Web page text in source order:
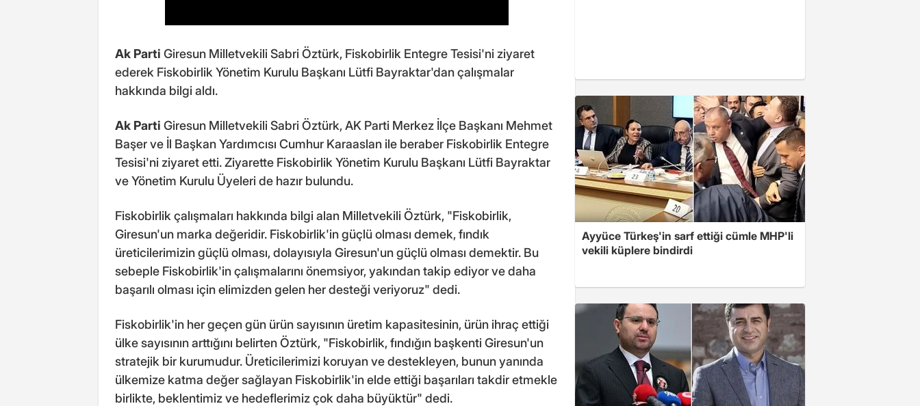
Ak Parti Giresun Milletvekili Sabri Öztürk, Fiskobirlik Entegre Tesisi'ni ziyaret
ederek Fiskobirlik Yönetim Kurulu Başkanı Lütfi Bayraktar'dan çalışmalar
hakkında bilgi aldı.
Ak Parti Giresun Milletvekili Sabri Öztürk, AK Parti Merkez İlçe Başkanı Mehmet
Başer ve İl Başkan Yardımcısı Cumhur Karaaslan ile beraber Fiskobirlik Entegre
Tesisi'ni ziyaret etti. Ziyarette Fiskobirlik Yönetim Kurulu Başkanı Lütfi Bayraktar
ve Yönetim Kurulu Üyeleri de hazır bulundu.
Fiskobirlik çalışmaları hakkında bilgi alan Milletvekili Öztürk, "Fiskobirlik,
Giresun'un marka değeridir. Fiskobirlik'in güçlü olması demek, fındık
üreticilerimizin güçlü olması, dolayısıyla Giresun'un güçlü olması demektir. Bu
sebeple Fiskobirlik'in çalışmalarını önemsiyor, yakından takip ediyor ve daha
başarılı olması için elimizden gelen her desteği veriyoruz" dedi.
Fiskobirlik'in her geçen gün ürün sayısının üretim kapasitesinin, ürün ihraç ettiği
ülke sayısının arttığını belirten Öztürk, "Fiskobirlik, fındığın başkenti Giresun'un
stratejik bir kurumudur. Üreticilerimizi koruyan ve destekleyen, bunun yanında
ülkemize katma değer sağlayan Fiskobirlik'in elde ettiği başarıları takdir etmekle
birlikte, beklentimiz ve hedeflerimiz çok daha büyüktür" dedi.
Ayyüce Türkeş'in sarf ettiği cümle MHP'li
vekili küplere bindirdi